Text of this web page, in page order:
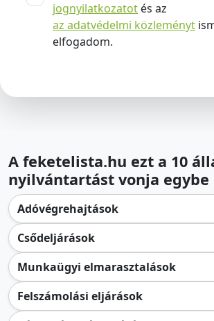
jognyilatkozatot és az
az adatvédelmi közleményt
elfogadom.
A feketelista.hu ezt a 10
nyilvántartást vonja egybe
Adóvégrehajtások
Csődeljárások
Munkaügyi elmarasztalások
Felszámolási eljárások